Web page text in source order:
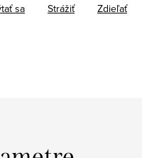
sa Strážiť Zdieľať